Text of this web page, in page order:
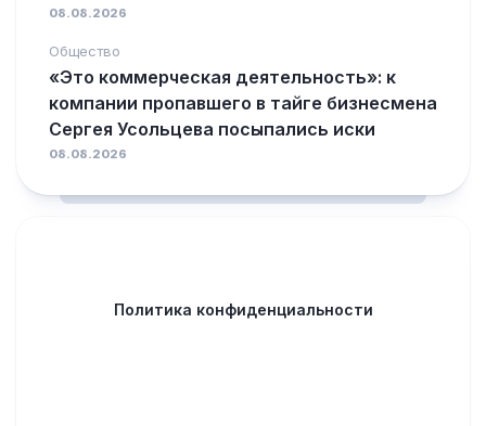
08.08.2026
Общество
«Это коммерческая деятельность»: к
компании пропавшего в тайге бизнесмена
Сергея Усольцева посыпались иски
08.08.2026
Политика конфиденциальности